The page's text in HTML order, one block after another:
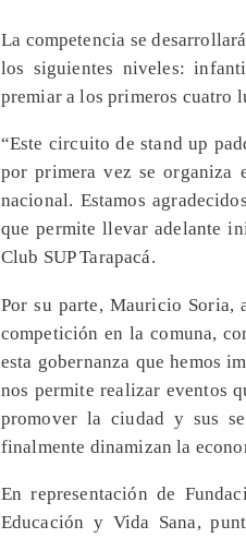
La competencia se
los siguientes niveles:
premiar a los primeros cuatro
“Este circuito de stand up
por primera vez se organiza
nacional. Estamos
que permite llevar adelante
Club SUP Tarapacá.
Por su parte, Mauricio Soria,
competición en la comuna,
esta gobernanza que hemos
nos permite realizar eventos
promover la ciudad y sus
finalmente dinamizan la
En representación de
Educación y Vida Sana,